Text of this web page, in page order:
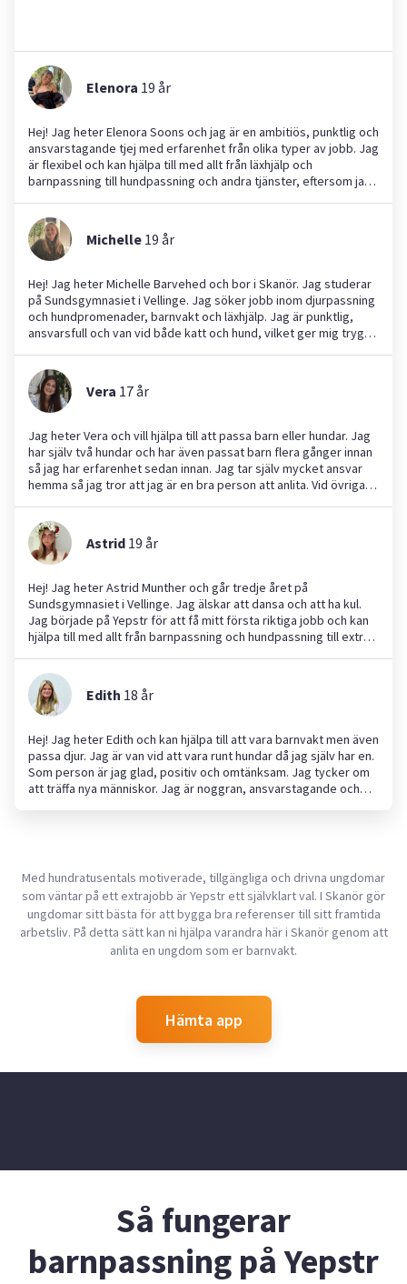
Elenora 19 år
Hej! Jag heter Elenora Soons och jag är en ambitiös, punktlig och
ansvarstagande tjej med erfarenhet från olika typer av jobb. Jag
är flexibel och kan hjälpa till med allt från läxhjälp och
barnpassning till hundpassning och andra tjänster, eftersom jag
och är alltid noggrann med att göra mitt bästa. Jag ser fram
emot att få hjälpa dig!
Michelle 19 år
Hej! Jag heter Michelle Barvehed och bor i Skanör. Jag studerar
på Sundsgymnasiet i Vellinge. Jag söker jobb inom djurpassning
och hundpromenader, barnvakt och läxhjälp. Jag är punktlig,
ansvarsfull och van vid både katt och hund, vilket ger mig trygg
Jag har starka skolresultat och kan hjälpa till med de flesta
ämnen. Jag gillar att planera, hålla tider och följa instruktioner.
Hör gärna av dig om du vill ha någon som är noggrann,
omtänksam och lätt att samarbeta med!
Vera 17år
Jag heter Vera och vill hjälpa till att passa barn eller hundar. Jag
har själv två hundar och har även passat barn flera gånger innan
så jag har erfarenhet sedan innan. Jag tar själv mycket ansvar
hemma så jag tror att jag är en bra person att anlita. Vid övriga
frågor.
Astrid 19 år
Hej! Jag heter Astrid Munther och går tredje året på
Sundsgymnasiet i Vellinge. Jag älskar att dansa och att ha kul.
Jag började på Yepstr för att få mitt första riktiga jobb och kan
hjälpa till med allt från barnpassning och hundpassning till extra
tycker det är roligt att vara till nytta. Jag har tidigare varit
barnvakt åt både föräldrars kompisars barn och via Yepstr, samt
hjälpt till på fester med servering och städning. Har också
deltidsjobb på ICA Skanör men vill gärna göra något lite
annorlunda ibland. Hör gärna av dig om du behöver hjälp, jag ser
fram emot att hjälpa till!
Edith 18 år
Hej! Jag heter Edith och kan hjälpa till att vara barnvakt men även
passa djur. Jag är van vid att vara runt hundar då jag själv har en.
Som person är jag glad, positiv och omtänksam. Jag tycker om
att träffa nya människor. Jag är noggran, ansvarstagande och
Med hundratusentals motiverade, tillgängliga och drivna ungdomar
som väntar på ett extrajobb är Yepstr ett självklart val. I Skanör gör
ungdomar sitt bästa för att bygga bra referenser till sitt framtida
arbetsliv. På detta sätt kan ni hjälpa varandra här i Skanör genom att
anlita en ungdom som er barnvakt.
Hämta app
Så fungerar
barnpassning på Yepstr